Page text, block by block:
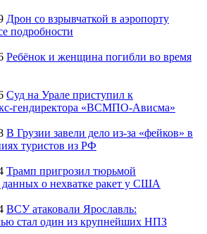
Дрон со взрывчаткой в аэропорту
подробности
Ребёнок и женщина погибли во время
Суд на Урале приступил к
гендиректора «ВСМПО-Ависма»
В Грузии завели дело из-за «фейков» в
туристов из РФ
Трамп пригрозил тюрьмой
о нехватке ракет у США
ВСУ атаковали Ярославль:
стал один из крупнейших НПЗ